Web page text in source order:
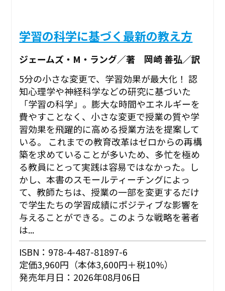
学習の科学に基づく最新の教え方
ジェームズ・M・ラング／著 岡崎 善弘／訳
5分の小さな変更で、学習効果が最大化！ 認
知心理学や神経科学などの研究に基づいた
「学習の科学」。膨大な時間やエネルギーを
費やすことなく、小さな変更で授業の質や学
習効果を飛躍的に高める授業方法を提案して
いる。 これまでの教育改革はゼロからの再構
築を求めていることが多いため、多忙を極め
る教員にとって実践は容易ではなかった。し
かし、本書のスモールティーチングによっ
て、教師たちは、授業の一部を変更するだけ
で学生たちの学習成績にポジティブな影響を
与えることができる。このような戦略を著者
は...
ISBN：978-4-487-81897-6
定価3,960円（本体3,600円＋税10%）
発売年月日：2026年08月06日